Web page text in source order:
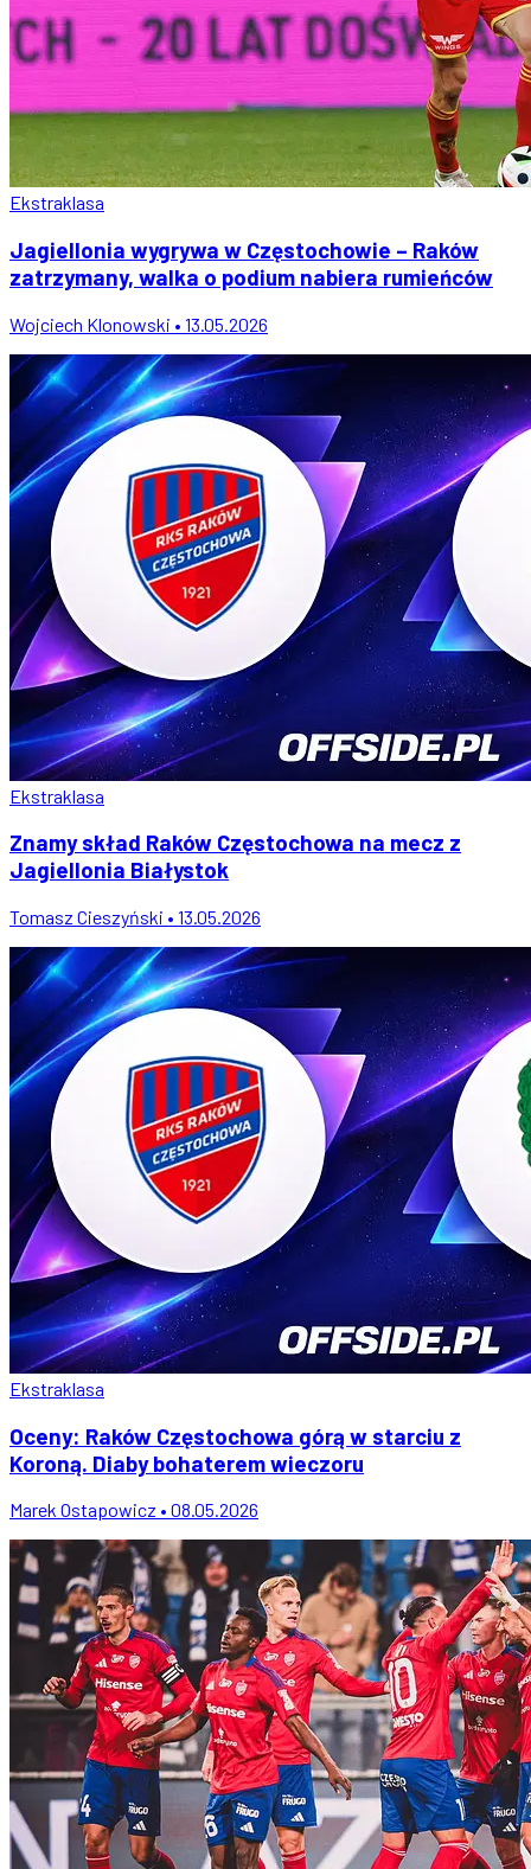
Ekstraklasa
Jagiellonia wygrywa w Częstochowie – Raków
zatrzymany, walka o podium nabiera rumieńców
Wojciech Klonowski • 13.05.2026
Ekstraklasa
Znamy skład Raków Częstochowa na mecz z
Jagiellonia Białystok
Tomasz Cieszyński • 13.05.2026
Ekstraklasa
Oceny: Raków Częstochowa górą w starciu z
Koroną. Diaby bohaterem wieczoru
Marek Ostapowicz • 08.05.2026